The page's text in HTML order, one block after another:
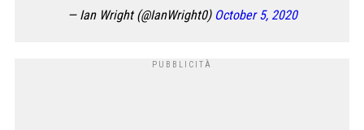
— Ian Wright (@IanWright0) October 5, 2020